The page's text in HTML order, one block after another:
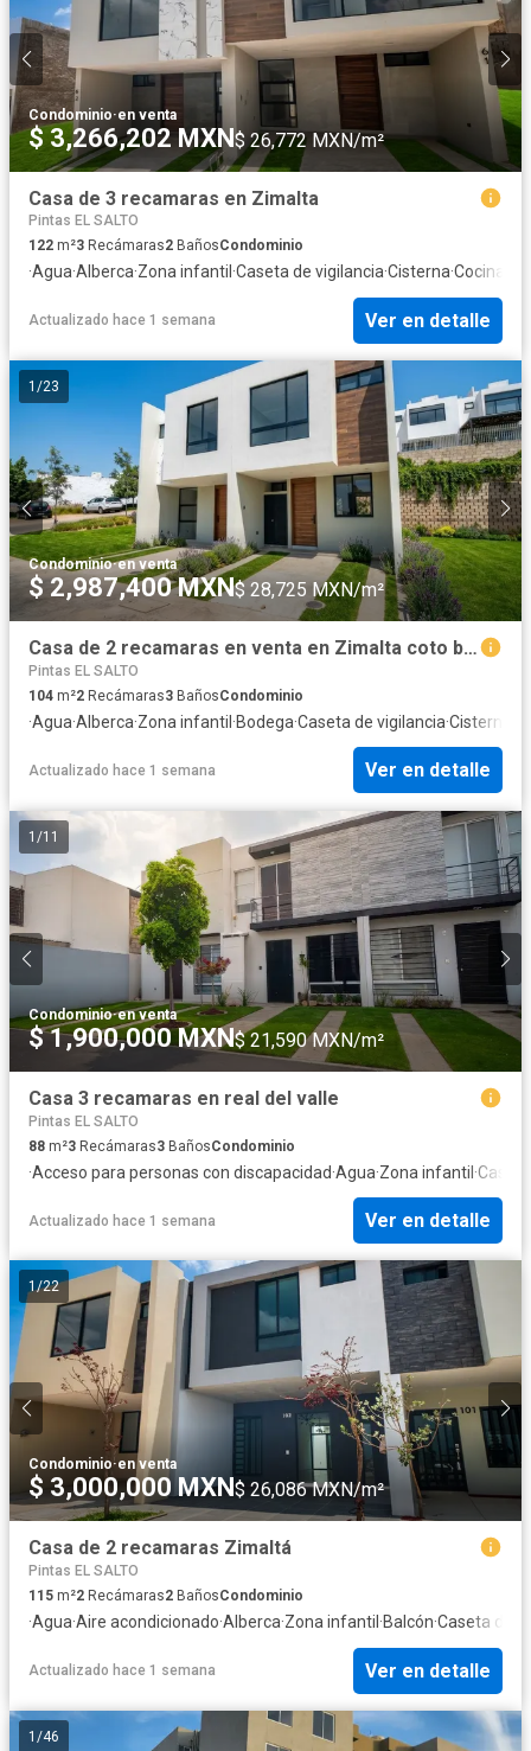
Condominio·en venta
$ 3,266,202 MXN$ 26,772 MXN/m²
Casa de 3 recamaras en Zimalta
Pintas EL SALTO
122 m²3 Recámaras2 BañosCondominio
·Agua·Alberca·Zona infantil ·Caseta de vigilancia·Cisterna·Cocina
Actualizado hace 1 semana Ver en detalle
1 /23
Condominio·en venta
$ 2,987,400 MXN$ 28,725 MXN/m²
Casa de 2 recamaras en venta en Zimalta coto batian
Pintas EL SALTO
104 m²2 Recámaras3 BañosCondominio
·Agua·Alberca·Zona infantil ·Bodega·Caseta de vigilancia·Cisterna
Actualizado hace 1 semana Ver en detalle
1 /11
Condominio·en venta
$ 1,900,000 MXN$ 21,590 MXN/m²
Casa 3 recamaras en real del valle
Pintas EL SALTO
88 m²3 Recámaras3 BañosCondominio
·Acceso para personas con discapacidad·Agua·Zona infantil ·
Actualizado hace 1 semana Ver en detalle
1/22
Condominio·en venta
$ 3,000,000 MXN $ 26,086 MXN/m²
Casa de 2 recamaras Zimaltá
Pintas EL SALTO
115 m²2 Recámaras2 BañosCondominio
·Agua·Aire acondicionado·Alberca·Zona infantil ·Balcón·Caseta de
Actualizado hace 1 semana Ver en detalle
1 /46